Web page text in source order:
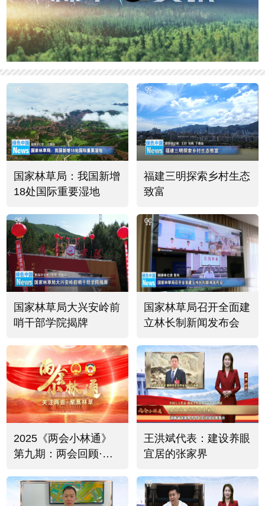
国家林草局：我国新增
18处国际重要湿地
福建三明探索乡村生态
致富
国家林草局大兴安岭前
哨干部学院揭牌
国家林草局召开全面建
立林长制新闻发布会
2025《两会小林通》
第九期：两会回顾·书
色发展
王洪斌代表：建设养眼
宜居的张家界